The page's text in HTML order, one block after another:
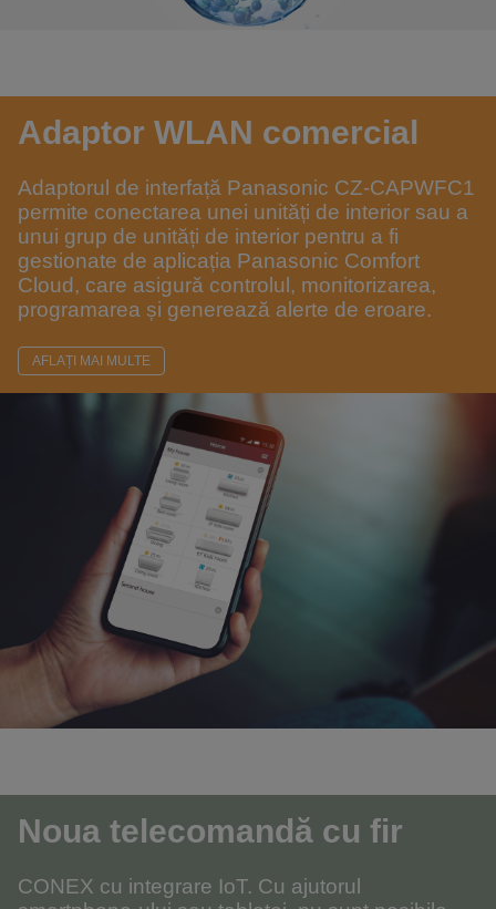
Adaptor WLAN comercial
Adaptorul de interfață Panasonic CZ-CAPWFC1
permite conectarea unei unități de interior sau a
unui grup de unități de interior pentru a fi
gestionate de aplicația Panasonic Comfort
Cloud, care asigură controlul, monitorizarea,
programarea și generează alerte de eroare.
AFLAȚI MAI MULTE
Noua telecomandă cu fir
CONEX cu integrare IoT. Cu ajutorul